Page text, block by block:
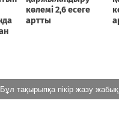
Бұл тақырыпқа пікір жазу жабық